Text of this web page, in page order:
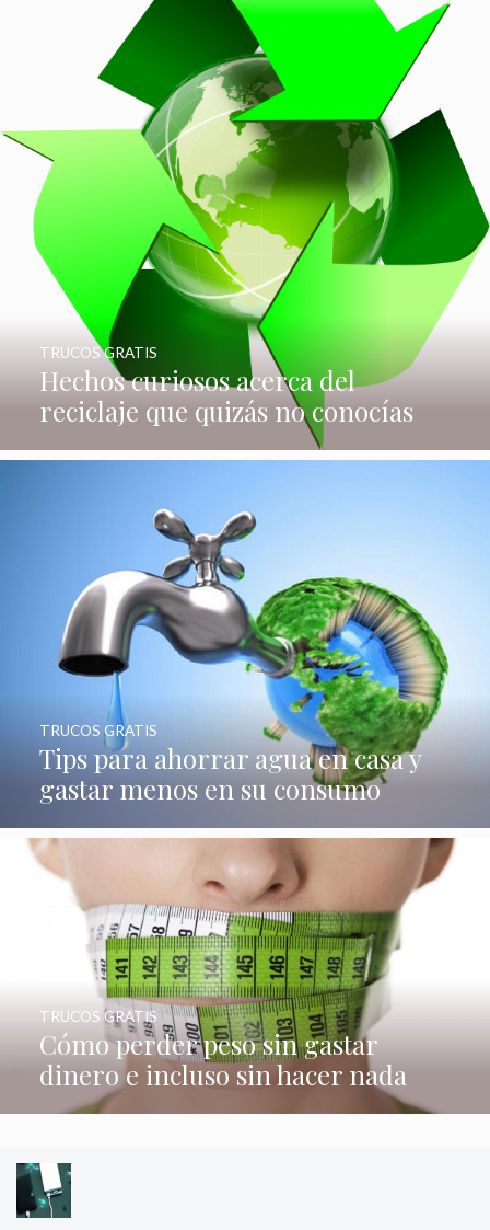
Hechos curiosos acerca del
reciclaje que quizás no conocías
TRUCOS GRATIS
Tips para ahorrar agua en casa y
gastar menos en su consumo
TRUCOS GRATIS
Cómo perder peso sin gastar
dinero e incluso sin hacer nada
TRUCOS GRATIS